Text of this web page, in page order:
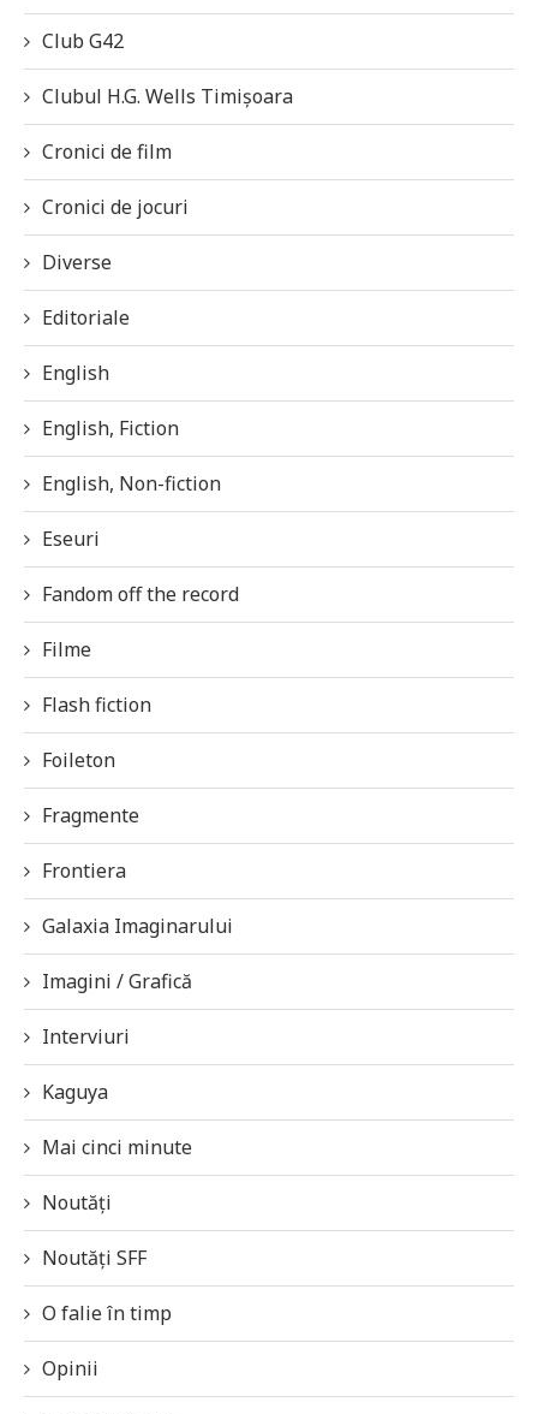
Club G42
Clubul H.G. Wells Timișoara
Cronici de film
Cronici de jocuri
Diverse
Editoriale
English
English, Fiction
English, Non-fiction
Eseuri
Fandom off the record
Filme
Flash fiction
Foileton
Fragmente
Frontiera
Galaxia Imaginarului
Imagini / Grafică
Interviuri
Kaguya
Mai cinci minute
Noutăți
Noutăți SFF
O falie în timp
Opinii